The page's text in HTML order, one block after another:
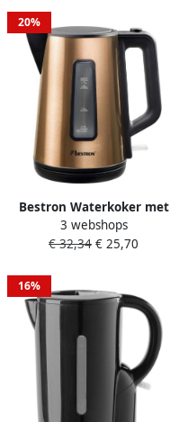
droogkookbeveiliging
2200W AWK800STE Silver
20%
Bestron Waterkoker met
360° basis & tot 1.7 Liter
capaciteit automatische
droogkookbeveiliging
2.200W AWK1000CO Koper
3 webshops
€ 32,34 € 25,70
16%